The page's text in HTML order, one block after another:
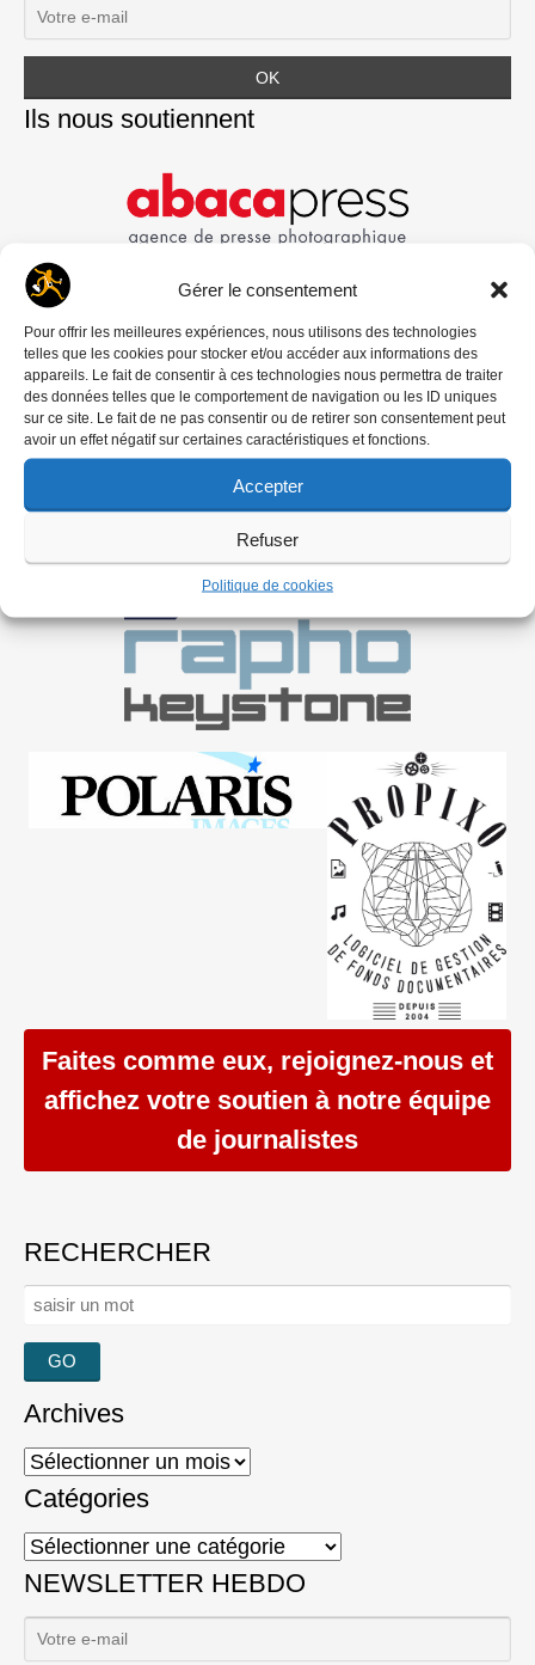
Gérer le consentement
Pour offrir les meilleures expériences, nous utilisons des technologies
telles que les cookies pour stocker et/ou accéder aux informations des
appareils. Le fait de consentir à ces technologies nous permettra de traiter
des données telles que le comportement de navigation ou les ID uniques
sur ce site. Le fait de ne pas consentir ou de retirer son consentement peut
avoir un effet négatif sur certaines caractéristiques et fonctions.
Accepter
Refuser
Politique de cookies
Ils nous soutiennent
Faites comme eux, rejoignez-nous et
affichez votre soutien à notre équipe
de journalistes
RECHERCHER
Rechercher :
Archives
Archives
Catégories
Catégories
NEWSLETTER HEBDO